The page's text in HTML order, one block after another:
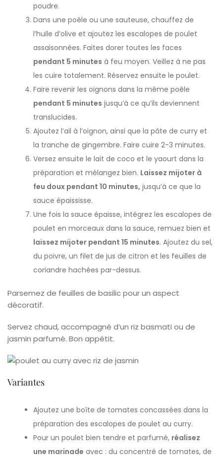
poudre.
Dans une poêle ou une sauteuse, chauffez de
l’huile d’olive et ajoutez les escalopes de poulet
assaisonnées. Faites dorer toutes les faces
pendant 5 minutes à feu moyen. Veillez à ne pas
les cuire totalement. Réservez ensuite le poulet.
Faire revenir les oignons dans la même poêle
pendant 5 minutes jusqu’à ce qu’ils deviennent
translucides.
Ajoutez l’ail à l’oignon, ainsi que la pâte de curry et
la tranche de gingembre. Faire cuire 2-3 minutes.
Versez ensuite le lait de coco et le yaourt dans la
préparation et mélangez bien. Laissez mijoter à
feu doux pendant 10 minutes, jusqu’à ce que la
sauce épaississe.
Une fois la sauce épaisse, intégrez les escalopes de
poulet en morceaux dans la sauce, remuez bien et
laissez mijoter pendant 15 minutes. Ajoutez du sel,
du poivre, un filet de jus de citron et les feuilles de
coriandre hachées par-dessus.
Parsemez de feuilles de basilic pour un aspect
décoratif.
Servez chaud, accompagné d’un riz basmati ou de
jasmin parfumé. Bon appétit.
Variantes
Ajoutez une boîte de tomates concassées dans la
préparation des escalopes de poulet au curry.
Pour un poulet bien tendre et parfumé, réalisez
une marinade avec : du concentré de tomates, de